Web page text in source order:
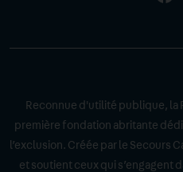
Reconnue d'utilité publique, la
première fondation abritante
l’exclusion. Créée par le Secours
et soutient ceux qui s’engagent